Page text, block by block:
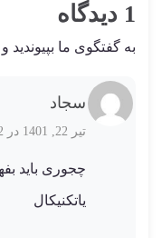
1 دیدگاه
به گفتگوی ما بپیوندید
سجاد
تیر 22, 1401 در 1:42 ب.ظ
چجوری باید
یاتکنیکال